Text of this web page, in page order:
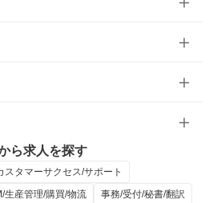
ら求人を探す
タマーサクセス/サポート
生産管理/購買/物流
事務/受付/秘書/翻訳